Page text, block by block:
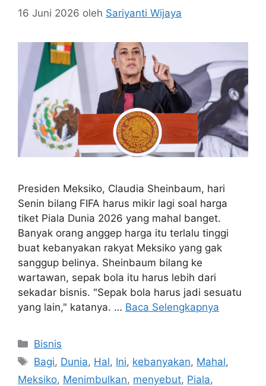
16 Juni 2026 oleh Sariyanti Wijaya
Presiden Meksiko, Claudia Sheinbaum, hari
Senin bilang FIFA harus mikir lagi soal harga
tiket Piala Dunia 2026 yang mahal banget.
Banyak orang anggep harga itu terlalu tinggi
buat kebanyakan rakyat Meksiko yang gak
sanggup belinya. Sheinbaum bilang ke
wartawan, sepak bola itu harus lebih dari
sekadar bisnis. "Sepak bola harus jadi sesuatu
yang lain," katanya. … Baca Selengkapnya
Kategori
Bisnis
Tag
Bagi, Dunia, Hal, Ini, kebanyakan, Mahal,
Meksiko, Menimbulkan, menyebut, Piala,